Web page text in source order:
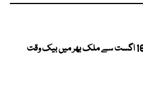
جماعت اسلامی کا 16 اگست سے ملک بھر میں بیک وقت